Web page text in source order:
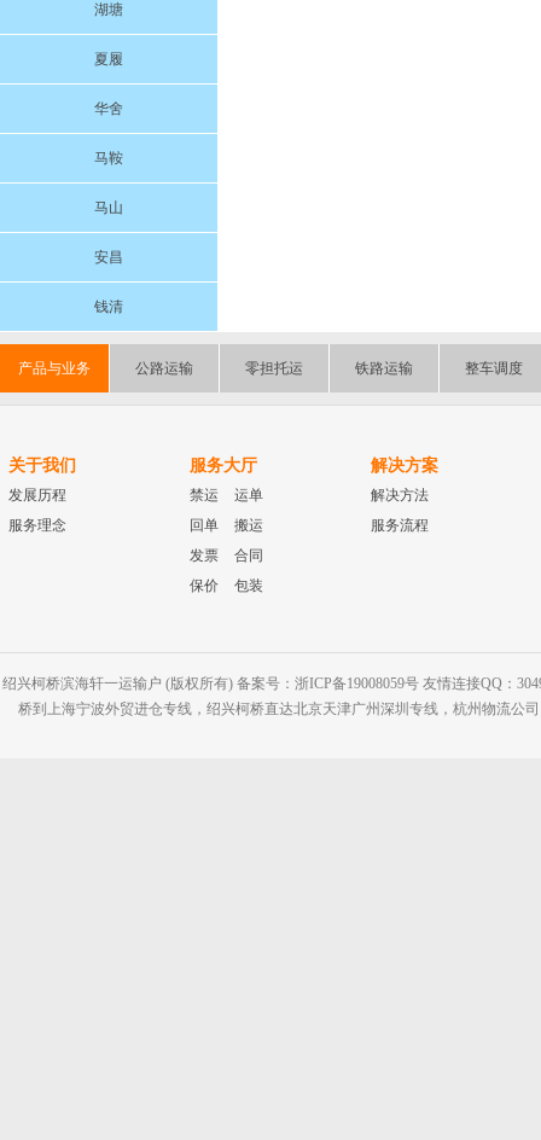
湖塘
夏履
华舍
马鞍
马山
安昌
钱清
产品与业务 公路运输 零担托运 铁路运输 整车调度
关于我们
发展历程
服务理念
服务大厅
禁运
运单
回单
搬运
发票
合同
保价
包装
解决方案
解决方法
服务流程
绍兴柯桥滨海轩一运输户 (版权所有) 备案号：浙ICP备19008059号 友情连接QQ：
桥到上海宁波外贸进仓专线，绍兴柯桥直达北京天津广州深圳专线，杭州物流公